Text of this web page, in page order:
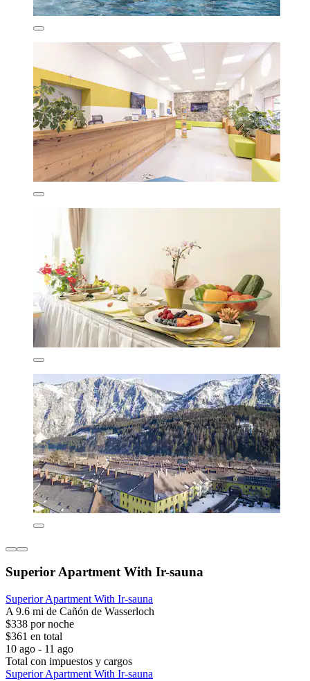
Superior Apartment With Ir-sauna
Superior Apartment With Ir-sauna
A 9.6 mi de Cañón de Wasserloch
$338 por noche
$361 en total
10 ago - 11 ago
Total con impuestos y cargos
Superior Apartment With Ir-sauna